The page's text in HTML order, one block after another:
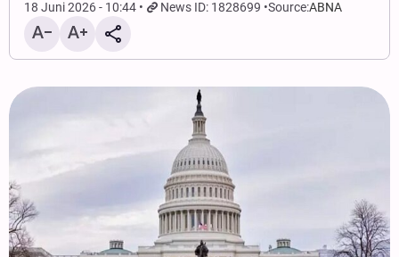
18 Juni 2026 - 10:44 News ID: 1828699 Source:ABNA